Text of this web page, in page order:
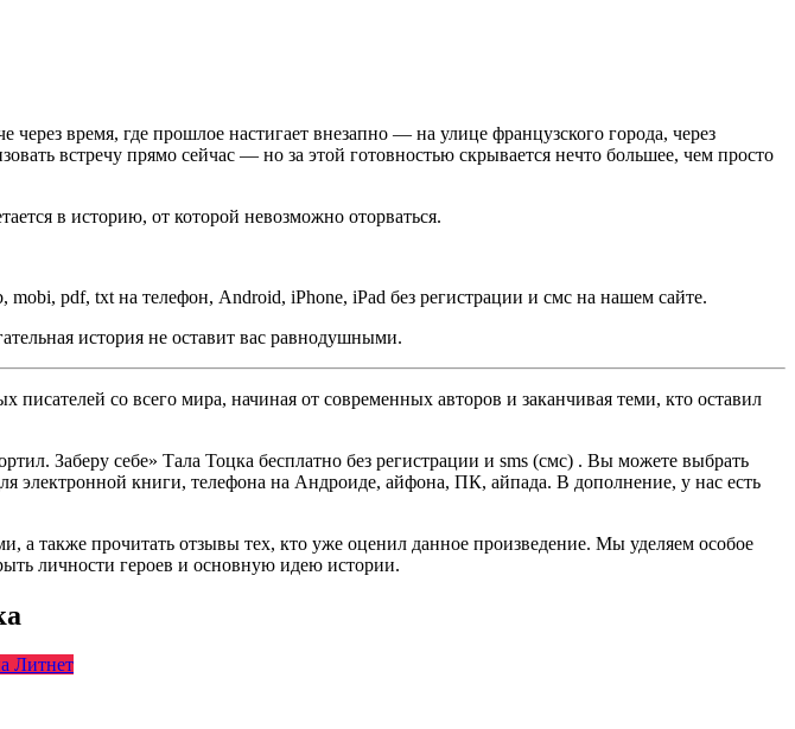
время, где прошлое настигает внезапно — на улице французского города, через
встречу прямо сейчас — но за этой готовностью скрывается нечто большее, чем просто
в историю, от которой невозможно оторваться.
pdf, txt на телефон, Android, iPhone, iPad без регистрации и смс на нашем сайте.
история не оставит вас равнодушными.
со всего мира, начиная от современных авторов и заканчивая теми, кто оставил
Заберу себе» Тала Тоцка бесплатно без регистрации и sms (смс) . Вы можете выбрать
электронной книги, телефона на Андроиде, айфона, ПК, айпада. В дополнение, у нас есть
а также прочитать отзывы тех, кто уже оценил данное произведение. Мы уделяем особое
личности героев и основную идею истории.
Литнет